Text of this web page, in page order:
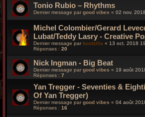
Tonio Rubio – Rhythms
Dernier message par good vibes « 02 nov.
Michel Colombier/Gerard
Lubat/Teddy Lasry - Creative
Dernier message par bootzilla « 13 oct. 2018
Réponses : 20
Nick Ingman - Big Beat
Dernier message par good vibes « 19 août
Réponses : 7
Yan Tregger - Seventies &
Of Yan Tregger)
Dernier message par good vibes « 04 août
Réponses : 16